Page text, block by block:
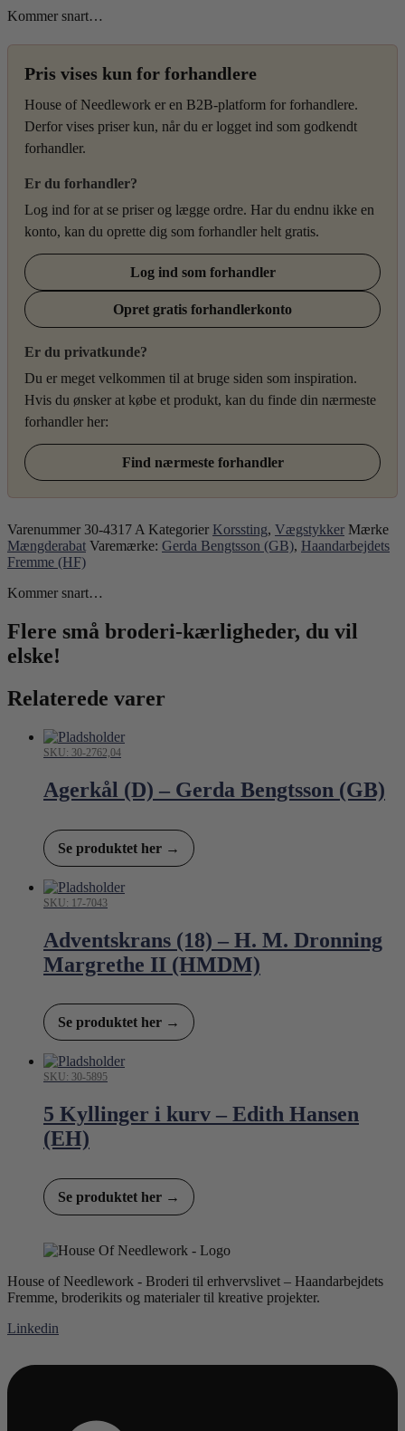
Kommer snart…
Pris vises kun for forhandlere
House of Needlework er en B2B-platform for forhandlere.
Derfor vises priser kun, når du er logget ind som godkendt
forhandler.
Er du forhandler?
Log ind for at se priser og lægge ordre. Har du endnu ikke en
konto, kan du oprette dig som forhandler helt gratis.
Log ind som forhandler
Opret gratis forhandlerkonto
Er du privatkunde?
Du er meget velkommen til at bruge siden som inspiration.
Hvis du ønsker at købe et produkt, kan du finde din nærmeste
forhandler her:
Find nærmeste forhandler
Varenummer 30-4317 A Kategorier Korssting, Vægstykker Mærke
Mængderabat Varemærke: Gerda Bengtsson (GB), Haandarbejdets
Fremme (HF)
Kommer snart…
Flere små broderi-kærligheder, du vil
elske!
Relaterede varer
SKU: 30-2762,04
Agerkål (D) – Gerda Bengtsson (GB)
Se produktet her →
SKU: 17-7043
Adventskrans (18) – H. M. Dronning
Margrethe II (HMDM)
Se produktet her →
SKU: 30-5895
5 Kyllinger i kurv – Edith Hansen
(EH)
Se produktet her →
House of Needlework - Broderi til erhvervslivet – Haandarbejdets
Fremme, broderikits og materialer til kreative projekter.
Linkedin